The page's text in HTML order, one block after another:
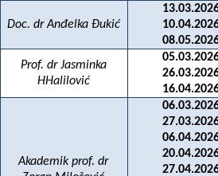
Doc. dr Anđelka Đukić
Prof. dr Jasminka
HHalilović
Akademik prof. dr